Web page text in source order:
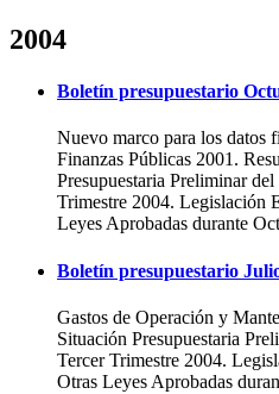
2004
Boletín presupuestario
Nuevo marco para los datos
Finanzas Públicas 2001.
Presupuestaria Preliminar
Trimestre 2004. Legislación
Leyes Aprobadas durante
Boletín presupuestario
Gastos de Operación y
Situación Presupuestaria
Tercer Trimestre 2004.
Otras Leyes Aprobadas